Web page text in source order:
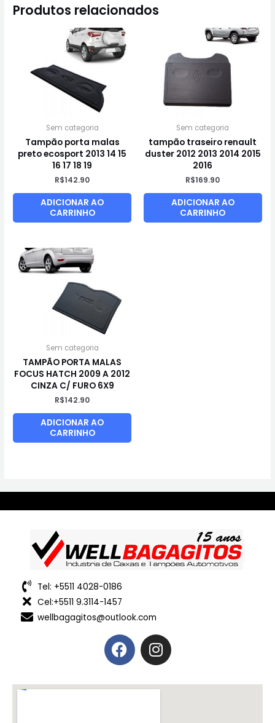
Produtos relacionados
Sem categoria
Tampão porta malas
preto ecosport 2013 14 15
16 17 18 19
R$142.90
ADICIONAR AO
CARRINHO
Sem categoria
tampão traseiro renault
duster 2012 2013 2014 2015
2016
R$169.90
ADICIONAR AO
CARRINHO
Sem categoria
TAMPÃO PORTA MALAS
FOCUS HATCH 2009 A 2012
CINZA C/ FURO 6X9
R$142.90
ADICIONAR AO
CARRINHO
Tel: +5511 4028-0186
Cel:+5511 9.3114-1457
wellbagagitos@outlook.com